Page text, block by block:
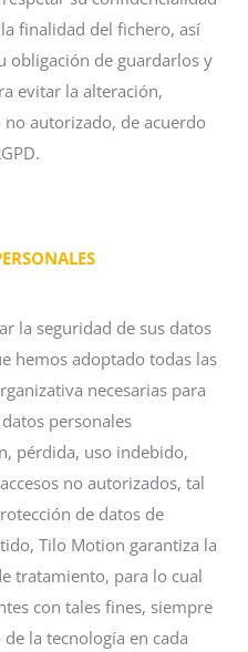
finalidad del fichero, así
obligación de guardarlos y
evitar la alteración,
autorizado, de acuerdo
la seguridad de sus datos
hemos adoptado todas las
necesarias para
personales
pérdida, uso indebido,
no autorizados, tal
de datos de
Tilo Motion garantiza la
tratamiento, para lo cual
con tales fines, siempre
la tecnología en cada